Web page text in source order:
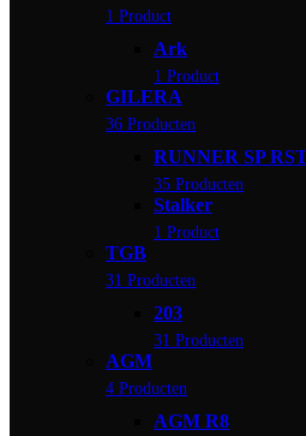
1 Product
Ark
1 Product
GILERA
36 Producten
RUNNER SP
35 Producten
Stalker
1 Product
TGB
31 Producten
203
31 Producten
AGM
4 Producten
AGM R8